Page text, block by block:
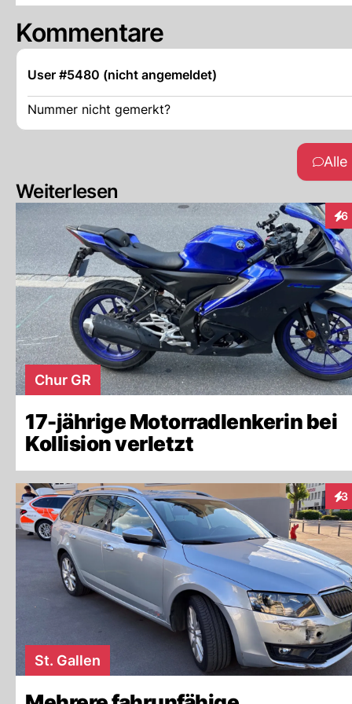
Kommentare
User #5480 (nicht angemeldet)
Nummer nicht gemerkt?
Weiterlesen
6
Chur GR
17-jährige Motorradlenkerin bei
Kollision verletzt
3
St. Gallen